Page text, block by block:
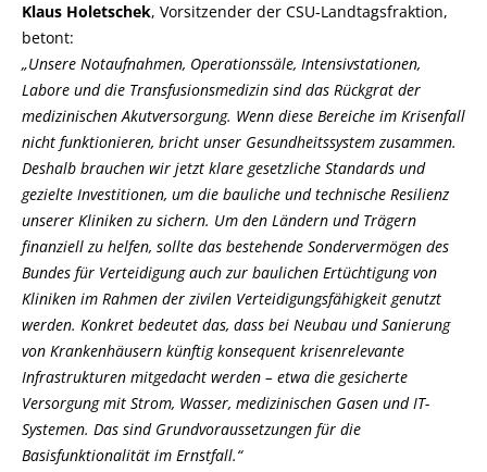
Klaus Holetschek, Vorsitzender der CSU-Landtagsfraktion,
betont:
Unsere Notaufnahmen, Operationssäle, Intensivstationen,
Labore und die Transfusionsmedizin sind das Rückgrat der
medizinischen Akutversorgung. Wenn diese Bereiche im Krisenfall
nicht funktionieren, bricht unser Gesundheitssystem zusammen.
Deshalb brauchen wir jetzt klare gesetzliche Standards und
gezielte Investitionen, um die bauliche und technische Resilienz
unserer Kliniken zu sichern. Um den Ländern und Trägern
finanziell zu helfen, sollte das bestehende Sondervermögen des
Bundes für Verteidigung auch zur baulichen Ertüchtigung von
Kliniken im Rahmen der zivilen Verteidigungsfähigkeit genutzt
werden. Konkret bedeutet das, dass bei Neubau und Sanierung
von Krankenhäusern künftig konsequent krisenrelevante
Infrastrukturen mitgedacht werden – etwa die gesicherte
Versorgung mit Strom, Wasser, medizinischen Gasen und IT-
Systemen. Das sind Grundvoraussetzungen für die
Basisfunktionalität im Ernstfall.“